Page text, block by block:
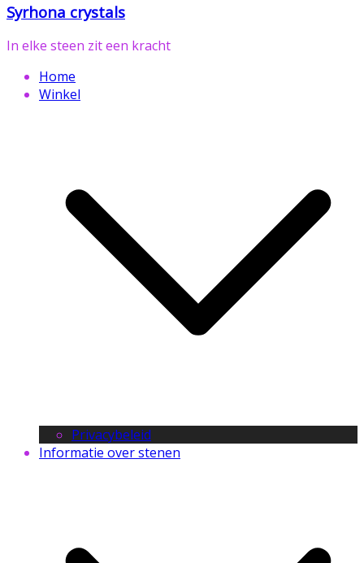
Syrhona crystals
In elke steen zit een kracht
Home
Winkel
Privacybeleid
Informatie over stenen